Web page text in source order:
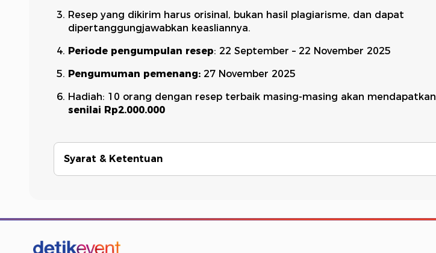
Resep yang dikirim harus orisinal, bukan hasil plagiarisme, dan dapat
dipertanggungjawabkan keasliannya.
Periode pengumpulan resep: 22 September – 22 November 2025
Pengumuman pemenang:27 November 2025
Hadiah: 10 orang dengan resep terbaik masing-masing akan mendapatkan
senilai Rp2.000.000
Syarat & Ketentuan